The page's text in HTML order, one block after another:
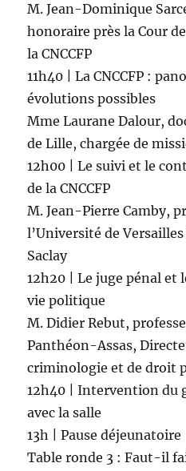
M. Jean-Dominique
honoraire près la Cour
la CNCCFP
11h40 | La CNCCFP :
évolutions possibles
Mme Laurane Dalour,
de Lille, chargée de
12h00 | Le suivi et le
de la CNCCFP
M. Jean-Pierre Camby,
l’Université de
Saclay
12h20 | Le juge pénal et
vie politique
M. Didier Rebut,
Panthéon-Assas,
criminologie et de droit
12h40 | Intervention du
avec la salle
13h | Pause déjeunatoire
Table ronde 3 : Faut-il